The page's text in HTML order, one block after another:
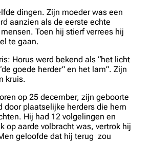
dingen. Zijn moeder was een
aanzien als de eerste echte
Toen hij stierf verrees hij
te gaan.
Horus werd bekend als “het licht
goede herder” en het lam”. Zijn
kruis.
op 25 december, zijn geboorte
door plaatselijke herders die hem
Hij had 12 volgelingen en
op aarde volbracht was, vertrok hij
geloofde dat hij terug zou